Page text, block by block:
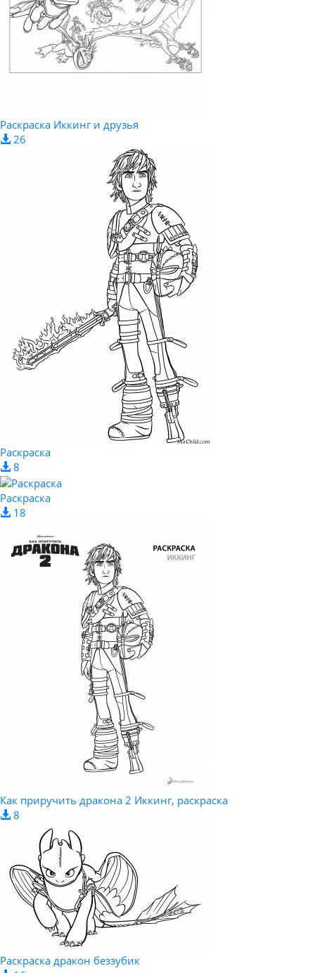
Раскраска Иккинг и друзья
26
Раскраска
8
Раскраска
18
Как приручить дракона 2 Иккинг, раскраска
8
Раскраска дракон беззубик